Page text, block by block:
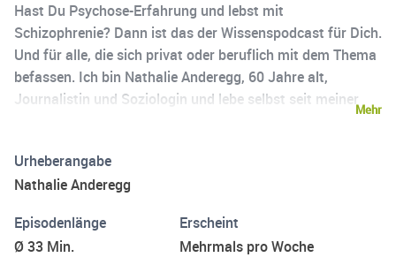
Hast Du Psychose-Erfahrung und lebst mit
Schizophrenie? Dann ist das der Wissenspodcast für Dich.
Und für alle, die sich privat oder beruflich mit dem Thema
befassen. Ich bin Nathalie Anderegg, 60 Jahre alt,
Journalistin und Soziologin und lebe selbst seit meiner
Perspektive in meiner journalistischen Arbeit. Dieser
Podcast vermittelt wichtiges Wissen für alle Menschen,
Soziologin und Journalistin führe ich Gespräche mit
innovativen Forscher:innen zum Thema Schizophrenie und
Mehr
Urheberangabe
Nathalie Anderegg
Episodenlänge
Ø 33 Min.
Erscheint
Mehrmals pro Woche